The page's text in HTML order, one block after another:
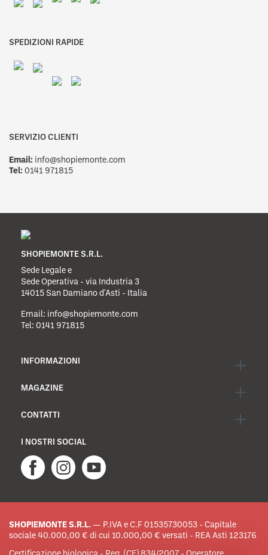
SPEDIZIONI RAPIDE
SERVIZIO CLIENTI
Email: info@shopiemonte.com
Tel: 0141 971815
SHOPIEMONTE S.R.L.
Sede Legale e
Sede Operativa - via Industria 3
14015 San Damiano d'Asti - Italia
Email: info@shopiemonte.com
Tel: 0141 971815
INFORMAZIONI
MAGAZINE
CONTATTI
I NOSTRI SOCIAL
SHOPIEMONTE S.R.L. — P.IVA e C.F 01535730053 - Capitale
sociale 40.000,00 € di cui 10.000,00 € versati - REA Asti 123176